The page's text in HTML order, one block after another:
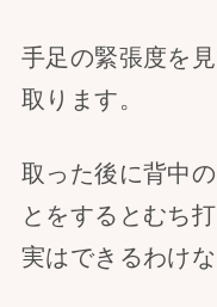
手足の緊張度を
取ります。
取った後に背中
とをするとむち
実はできるわけな